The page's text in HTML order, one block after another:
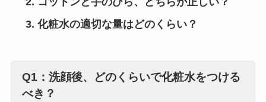
化粧水の適切な量はどのくらい？
Q1：洗顔後、どのくらいで化粧水をつける
べき？